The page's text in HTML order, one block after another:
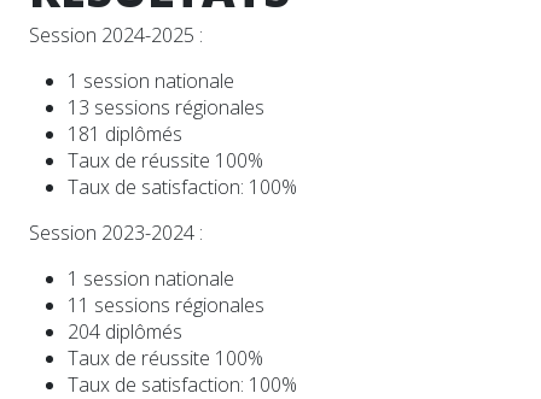
Session 2024-2025 :
1 session nationale
13 sessions régionales
181 diplômés
Taux de réussite 100%
Taux de satisfaction: 100%
Session 2023-2024 :
1 session nationale
11 sessions régionales
204 diplômés
Taux de réussite 100%
Taux de satisfaction: 100%